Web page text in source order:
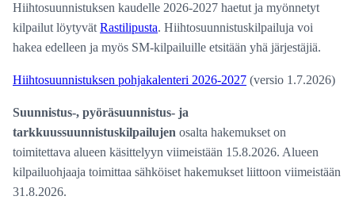
Hiihtosuunnistuksen kaudelle 2026-2027 haetut ja myönnetyt
kilpailut löytyvät Rastilipusta. Hiihtosuunnistuskilpailuja voi
hakea edelleen ja myös SM-kilpailuille etsitään yhä järjestäjiä.
Hiihtosuunnistuksen pohjakalenteri 2026-2027 (versio 1.7.2026)
Suunnistus-, pyöräsuunnistus- ja
tarkkuussuunnistuskilpailujen osalta hakemukset on
toimitettava alueen käsittelyyn viimeistään 15.8.2026. Alueen
kilpailuohjaaja toimittaa sähköiset hakemukset liittoon viimeistään
31.8.2026.